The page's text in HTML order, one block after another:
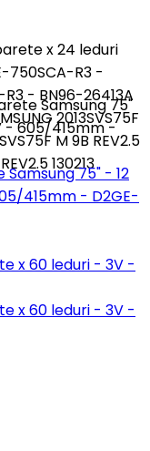
x 24 leduri
750SCA-R3 -
- BN96-26413A
2013SVS75F
M 9B REV2.5
130213
Samsung 75"
- 605/415mm -
75" - 12
415mm - D2GE-